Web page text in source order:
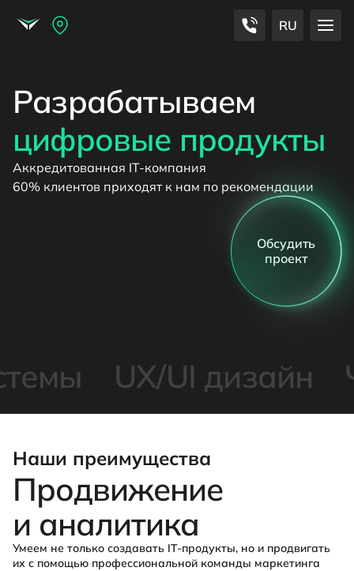
RU
цифровые продукты
Аккредитованная IT-компания
60% клиентов приходят к нам по рекомендации
Обсудить
проект
UX/UI дизайн
Наши преимущества
Продвижение
и аналитика
Умеем не только создавать IT-продукты, но и продвигать
их с помощью профессиональной команды маркетинга